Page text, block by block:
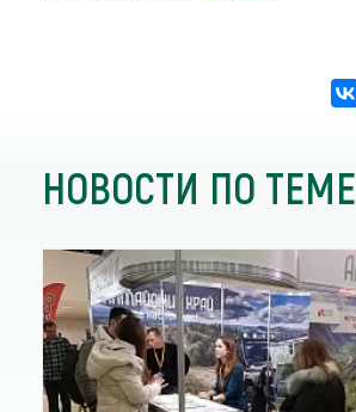
НОВОСТИ ПО ТЕМЕ